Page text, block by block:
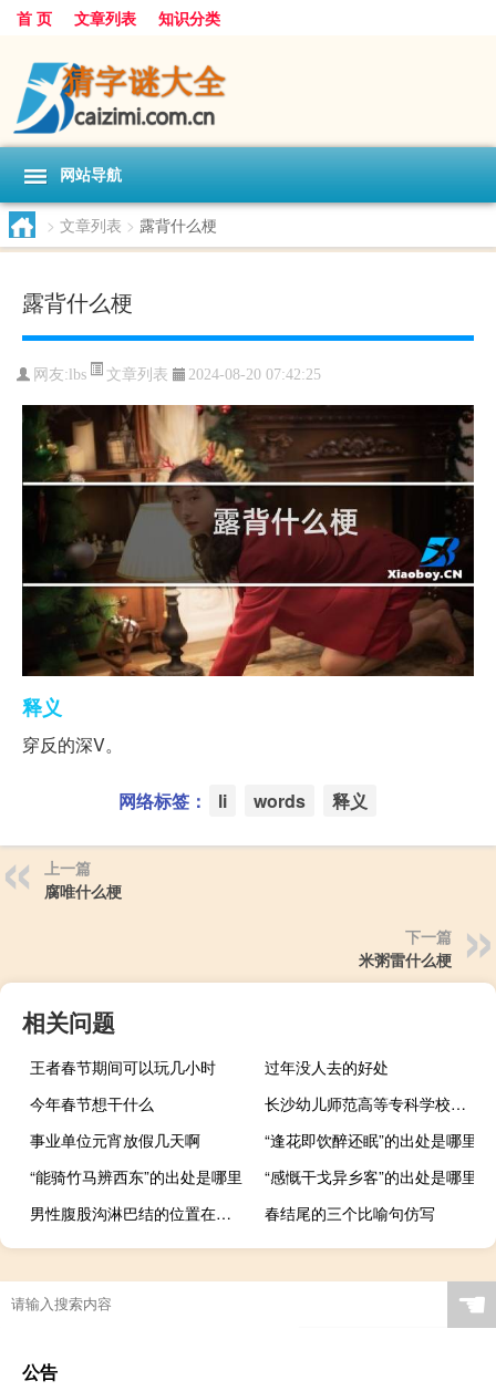
首 页 文章列表 知识分类
网站导航
> 文章列表 > 露背什么梗
露背什么梗
网友: lbs 文章列表 2024-08-20 07:42:25
释义
穿反的深V。
网络标签： li words 释义
上一篇
腐唯什么梗
下一篇
米粥雷什么梗
相关问题
王者春节期间可以玩几小时
过年没人去的好处
今年春节想干什么
长沙幼儿师范高等专科学校在哪
事业单位元宵放假几天啊
“逢花即饮醉还眠”的出处是哪里
“能骑竹马辨西东”的出处是哪里
“感慨干戈异乡客”的出处是哪里
男性腹股沟淋巴结的位置在哪里图片（男性腹股沟淋巴结的位置在哪里）
春结尾的三个比喻句仿写
☚
公告